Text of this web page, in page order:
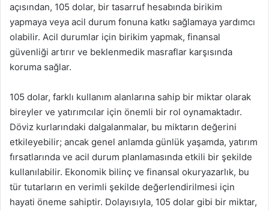
açısından, 105 dolar, bir tasarruf hesabında birikim
yapmaya veya acil durum fonuna katkı sağlamaya yardımcı
olabilir. Acil durumlar için birikim yapmak, finansal
güvenliği artırır ve beklenmedik masraflar karşısında
koruma sağlar.
105 dolar, farklı kullanım alanlarına sahip bir miktar olarak
bireyler ve yatırımcılar için önemli bir rol oynamaktadır.
Döviz kurlarındaki dalgalanmalar, bu miktarın değerini
etkileyebilir; ancak genel anlamda günlük yaşamda, yatırım
fırsatlarında ve acil durum planlamasında etkili bir şekilde
kullanılabilir. Ekonomik bilinç ve finansal okuryazarlık, bu
tür tutarların en verimli şekilde değerlendirilmesi için
hayati öneme sahiptir. Dolayısıyla, 105 dolar gibi bir miktar,